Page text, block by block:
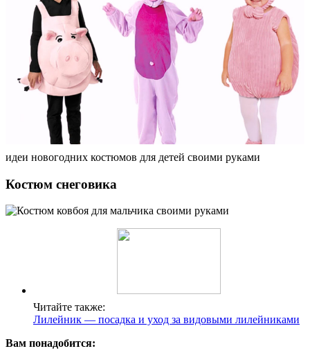
идеи новогодних костюмов для детей своими руками
Костюм снеговика
Читайте также:
Лилейник — посадка и уход за видовыми лилейниками
Вам понадобится: